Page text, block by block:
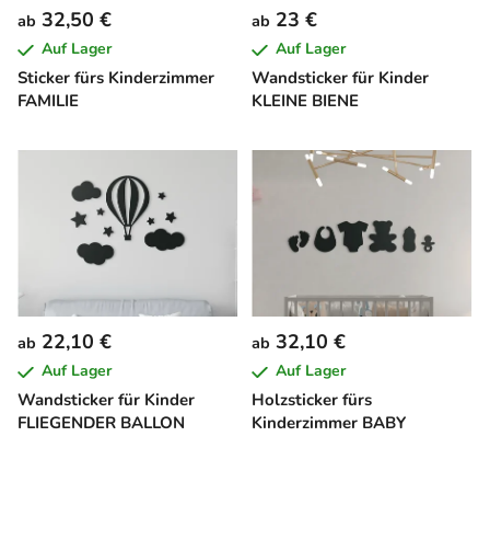
Sticker fürs Kinderzimmer
FAMILIE
ab 32,50 €
Auf Lager
Wandsticker für Kinder
KLEINE BIENE
ab 23 €
Auf Lager
Wandsticker für Kinder
FLIEGENDER BALLON
ab 22,10 €
Auf Lager
Holzsticker fürs
Kinderzimmer BABY
ab 32,10 €
Auf Lager